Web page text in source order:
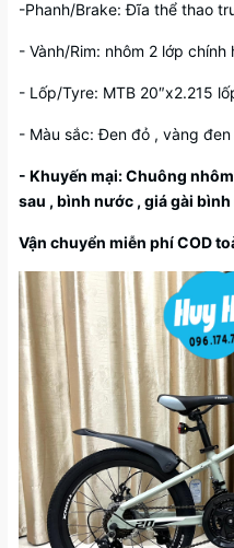
-Phanh/Brake: Đĩa thể thao
- Vành/Rim: nhôm 2 lớp chính
- Lốp/Tyre: MTB 20″x2.215
- Màu sắc: Đen đỏ , vàng
- Khuyến mại: Chuông
sau , bình nước , giá gài
Vận chuyển miễn phí COD